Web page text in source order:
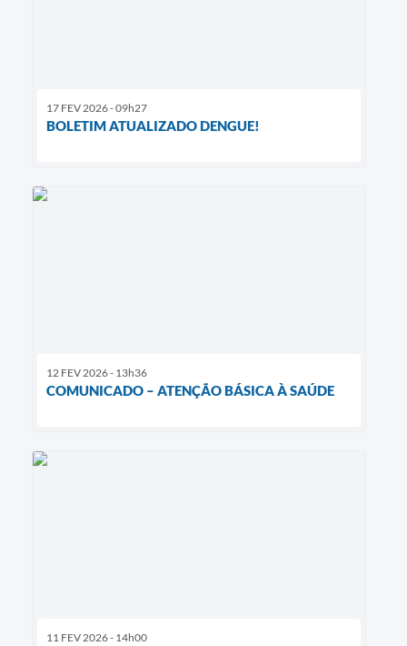
17 FEV 2026 - 09h27
BOLETIM ATUALIZADO DENGUE!
12 FEV 2026 - 13h36
COMUNICADO – ATENÇÃO BÁSICA À SAÚDE
11 FEV 2026 - 14h00